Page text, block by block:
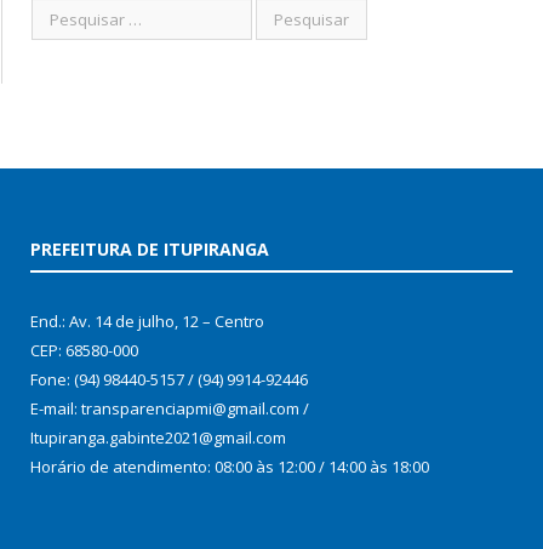
PREFEITURA DE ITUPIRANGA
End.: Av. 14 de julho, 12 – Centro
CEP: 68580-000
Fone: (94) 98440-5157 / (94) 9914-92446
E-mail: transparenciapmi@gmail.com /
Itupiranga.gabinte2021@gmail.com
Horário de atendimento: 08:00 às 12:00 / 14:00 às 18:00